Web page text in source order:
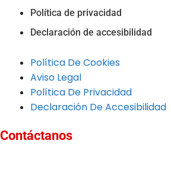
Política de privacidad
Declaración de accesibilidad
Política De Cookies
Aviso Legal
Política De Privacidad
Declaración De Accesibilidad
Contáctanos